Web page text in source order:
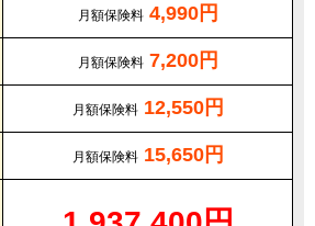
月額保険料 4,990円
月額保険料 7,200円
月額保険料 12,550円
月額保険料 15,650円